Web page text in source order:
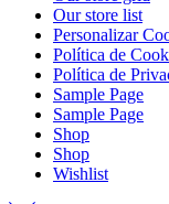
Our store list
Personalizar
Política de
Política de
Sample Page
Sample Page
Shop
Shop
Wishlist